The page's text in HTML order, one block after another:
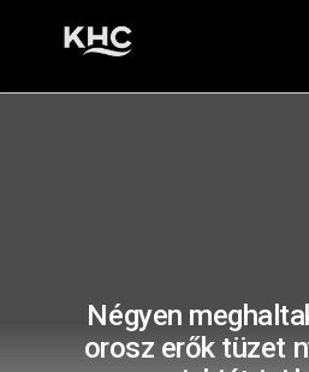
Négyen
orosz erők tüzet